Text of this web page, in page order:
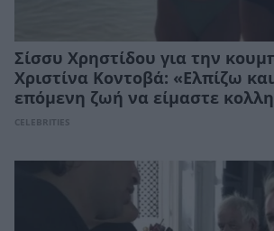
Σίσσυ Χρηστίδου για την
Xριστίνα Κοντοβά: «Ελπίζω
επόμενη ζωή να είμαστε
CELEBRITIES